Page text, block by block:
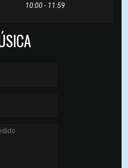
10:00 - 11:59